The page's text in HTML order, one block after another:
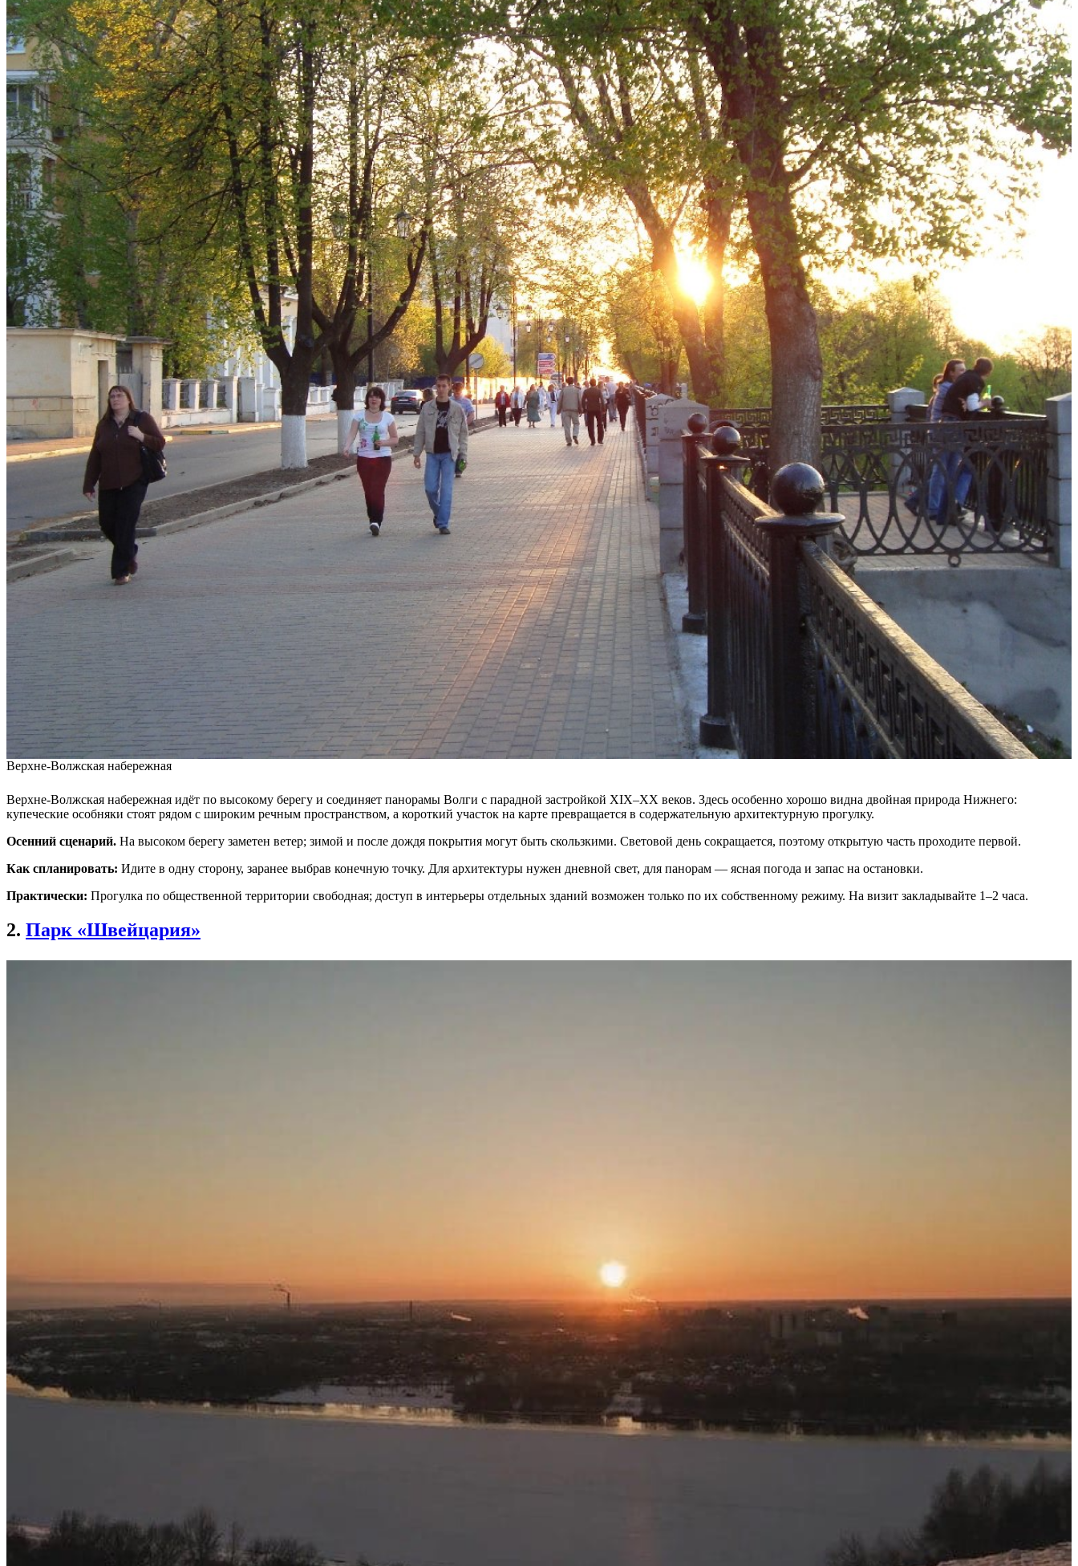
Верхне-Волжская набережная
Верхне-Волжская набережная идёт по высокому берегу и соединяет панорамы Волги с парадной застройкой XIX–XX веков. Здесь особенно хорошо видна двойная природа Нижнего:
купеческие особняки стоят рядом с широким речным пространством, а короткий участок на карте превращается в содержательную архитектурную прогулку.
Осенний сценарий. На высоком берегу заметен ветер; зимой и после дождя покрытия могут быть скользкими. Световой день сокращается, поэтому открытую часть проходите первой.
Как спланировать: Идите в одну сторону, заранее выбрав конечную точку. Для архитектуры нужен дневной свет, для панорам — ясная погода и запас на остановки.
Практически: Прогулка по общественной территории свободная; доступ в интерьеры отдельных зданий возможен только по их собственному режиму. На визит закладывайте 1–2 часа.
2. Парк «Швейцария»